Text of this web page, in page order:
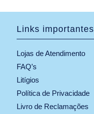
Links importantes
Lojas de Atendimento
FAQ’s
Litígios
Política de Privacidade
Livro de Reclamações